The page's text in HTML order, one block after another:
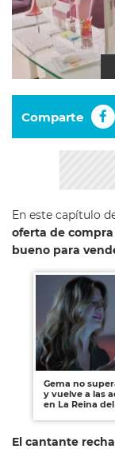
Comparte
En este capítulo
oferta de compra
bueno para
Gema no
y vuelve a las
en La Reina
El cantante